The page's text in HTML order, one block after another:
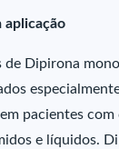
aplicação
de Dipirona
pacientes
e líquidos.